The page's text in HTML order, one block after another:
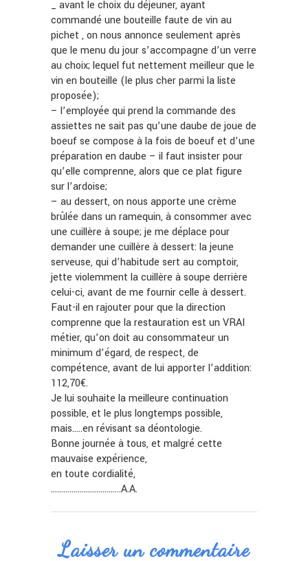
_ avant le choix du déjeuner, ayant
commandé une bouteille faute de vin au
pichet , on nous annonce seulement après
que le menu du jour s’accompagne d’un verre
au choix; lequel fut nettement meilleur que le
vin en bouteille (le plus cher parmi la liste
proposée);
– l’employée qui prend la commande des
assiettes ne sait pas qu’une daube de joue de
boeuf se compose à la fois de boeuf et d’une
préparation en daube – il faut insister pour
qu’elle comprenne, alors que ce plat figure
sur l’ardoise;
– au dessert, on nous apporte une crème
brûlée dans un ramequin, à consommer avec
une cuillère à soupe; je me déplace pour
demander une cuillère à dessert: la jeune
serveuse, qui d’habitude sert au comptoir,
jette violemment la cuillère à soupe derrière
celui-ci, avant de me fournir celle à dessert.
Faut-il en rajouter pour que la direction
comprenne que la restauration est un VRAI
métier, qu’on doit au consommateur un
minimum d’égard, de respect, de
compétence, avant de lui apporter l’addition:
112,70€.
Je lui souhaite la meilleure continuation
possible, et le plus longtemps possible,
mais…..en révisant sa déontologie.
Bonne journée à tous, et malgré cette
mauvaise expérience,
en toute cordialité,
…………………………….A.A.
Laisser un commentaire